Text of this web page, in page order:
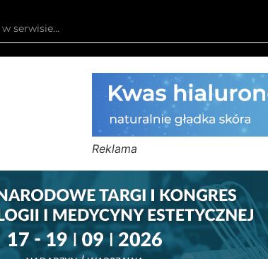
Reklama